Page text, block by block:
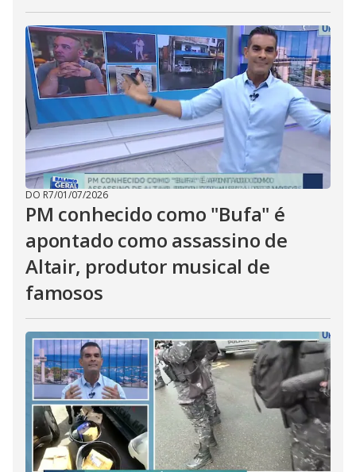
DO R7/01/07/2026
PM conhecido como "Bufa" é
apontado como assassino de
Altair, produtor musical de
famosos